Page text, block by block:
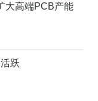
大高端PCB产能
跃